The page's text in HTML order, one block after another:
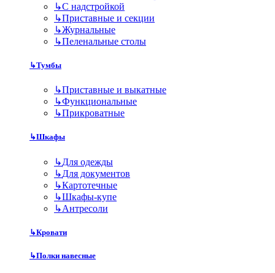
↳С надстройкой
↳Приставные и секции
↳Журнальные
↳Пеленальные столы
↳Тумбы
↳Приставные и выкатные
↳Функциональные
↳Прикроватные
↳Шкафы
↳Для одежды
↳Для документов
↳Картотечные
↳Шкафы-купе
↳Антресоли
↳Кровати
↳Полки навесные